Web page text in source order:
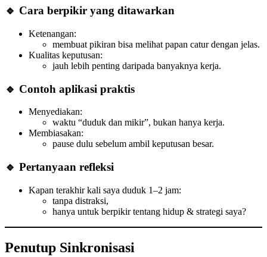
🔹 Cara berpikir yang ditawarkan
Ketenangan:
membuat pikiran bisa melihat papan catur dengan jelas.
Kualitas keputusan:
jauh lebih penting daripada banyaknya kerja.
🔹 Contoh aplikasi praktis
Menyediakan:
waktu “duduk dan mikir”, bukan hanya kerja.
Membiasakan:
pause dulu sebelum ambil keputusan besar.
🔹 Pertanyaan refleksi
Kapan terakhir kali saya duduk 1–2 jam:
tanpa distraksi,
hanya untuk berpikir tentang hidup & strategi saya?
Penutup Sinkronisasi